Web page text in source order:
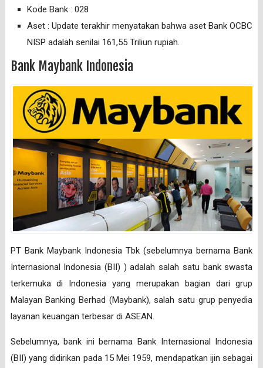
Kode Bank : 028
Aset : Update terakhir menyatakan bahwa aset Bank OCBC
NISP adalah senilai 161,55 Triliun rupiah.
Bank Maybank Indonesia
PT Bank Maybank Indonesia Tbk (sebelumnya bernama Bank
Internasional Indonesia (BII) ) adalah salah satu bank swasta
terkemuka di Indonesia yang merupakan bagian dari grup
Malayan Banking Berhad (Maybank), salah satu grup penyedia
layanan keuangan terbesar di ASEAN.
Sebelumnya, bank ini bernama Bank Internasional Indonesia
(BII) yang didirikan pada 15 Mei 1959, mendapatkan ijin sebagai